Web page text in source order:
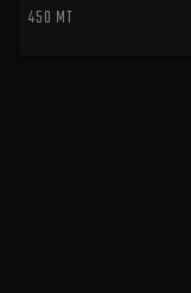
450 MT